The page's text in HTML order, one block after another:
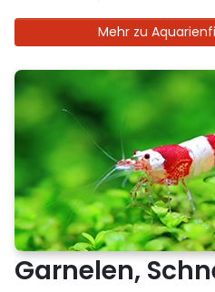
Mehr zu
Garnelen,